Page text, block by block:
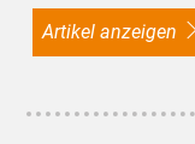
Artikel anzeigen